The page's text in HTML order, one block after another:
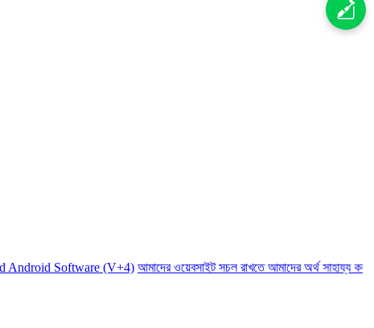
Software (V+4) আমাদের ওয়েবসাইট সচল রাখতে আমাদের অর্থ সাহায্য করুন।